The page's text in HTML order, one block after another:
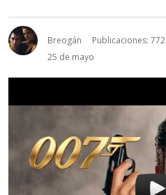
Breogán
Publicaciones: 772
25 de mayo